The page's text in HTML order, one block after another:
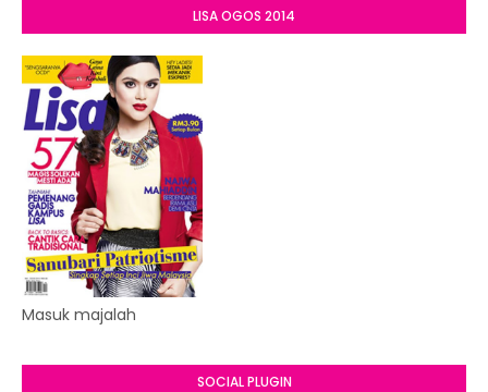
LISA OGOS 2014
Masuk majalah
SOCIAL PLUGIN